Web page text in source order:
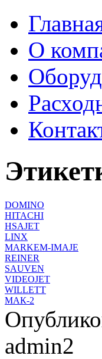
О
DOMINO
HITACHI
HSAJET
LINX
MARKEM-IMAJE
REINER
SAUVEN
VIDEOJET
WILLETT
МАК-2
admin2